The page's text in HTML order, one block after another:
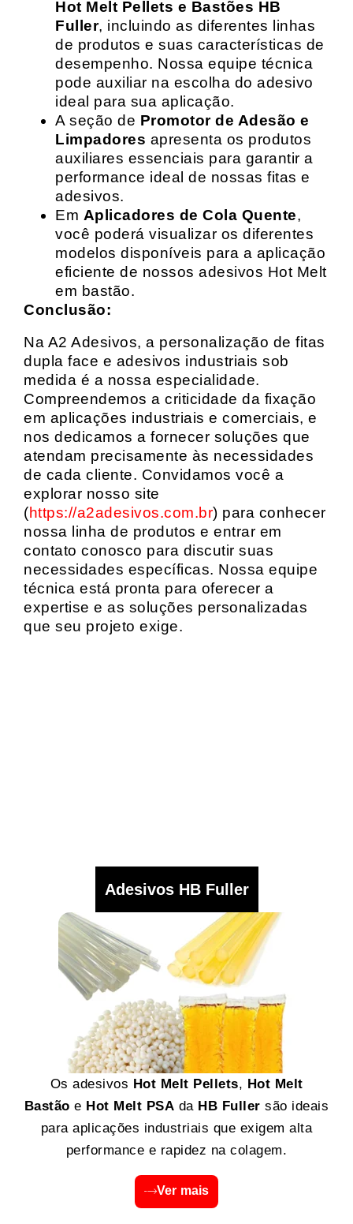
Hot Melt Pellets e Bastões HB
Fuller, incluindo as diferentes linhas
de produtos e suas características de
desempenho. Nossa equipe técnica
pode auxiliar na escolha do adesivo
ideal para sua aplicação.
A seção de Promotor de Adesão e
Limpadores apresenta os produtos
auxiliares essenciais para garantir a
performance ideal de nossas fitas e
adesivos.
Em Aplicadores de Cola Quente,
você poderá visualizar os diferentes
modelos disponíveis para a aplicação
eficiente de nossos adesivos Hot Melt
em bastão.
Conclusão:
Na A2 Adesivos, a personalização de fitas
dupla face e adesivos industriais sob
medida é a nossa especialidade.
Compreendemos a criticidade da fixação
em aplicações industriais e comerciais, e
nos dedicamos a fornecer soluções que
atendam precisamente às necessidades
de cada cliente. Convidamos você a
explorar nosso site
(https://a2adesivos.com.br) para conhecer
nossa linha de produtos e entrar em
contato conosco para discutir suas
necessidades específicas. Nossa equipe
técnica está pronta para oferecer a
expertise e as soluções personalizadas
que seu projeto exige.
Adesivos HB Fuller
Os adesivos Hot Melt Pellets, Hot Melt
Bastão e Hot Melt PSA da HB Fuller são ideais
para aplicações industriais que exigem alta
performance e rapidez na colagem.
Ver mais